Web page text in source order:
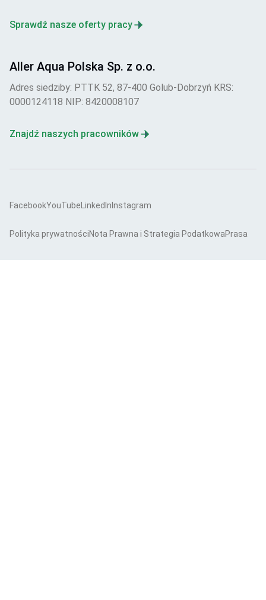
Sprawdź nasze oferty pracy
Aller Aqua Polska Sp. z o.o.
Adres siedziby: PTTK 52, 87-400 Golub-Dobrzyń KRS:
0000124118 NIP: 8420008107
Znajdź naszych pracowników
FacebookYouTubeLinkedIn Instagram
Polityka prywatnościNota Prawna i Strategia PodatkowaPrasa